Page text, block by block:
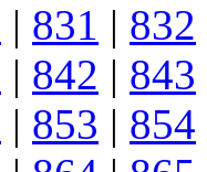
| 831 | 832
| 842 | 843
| 853 | 854